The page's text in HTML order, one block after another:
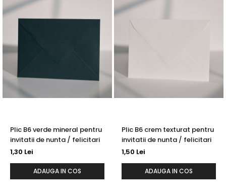
Plic B6 verde mineral pentru
invitatii de nunta / felicitari
1,30 Lei
ADAUGA IN COS
Plic B6 crem texturat pentru
invitatii de nunta / felicitari
1,50 Lei
ADAUGA IN COS